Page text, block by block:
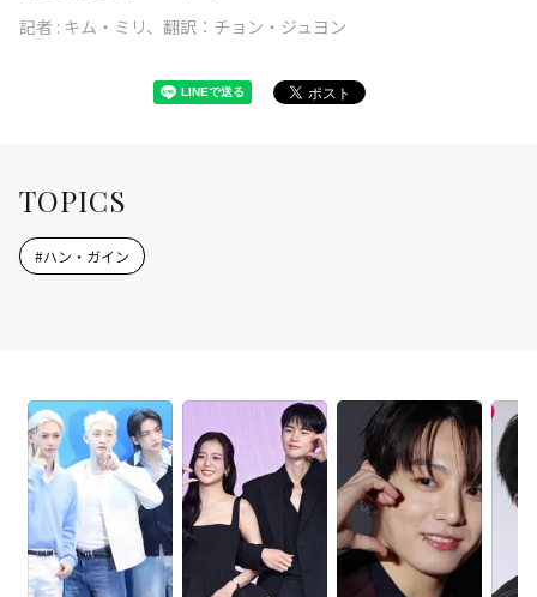
記者 : キム・ミリ、翻訳：チョン・ジュヨン
TOPICS
#ハン・ガイン